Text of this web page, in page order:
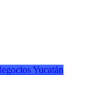
Yucatán